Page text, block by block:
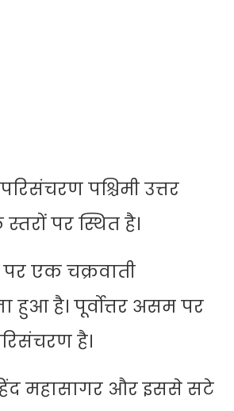
पश्चिमी उत्तर
पर स्थित है।
पर एक चक्रवाती
हुआ है। पूर्वोत्तर असम पर
है।
महासागर और इससे सटे